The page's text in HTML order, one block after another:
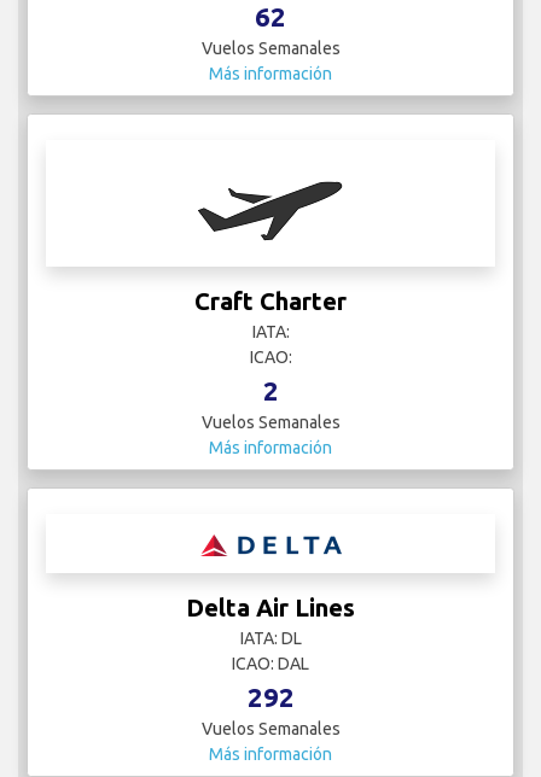
62
Vuelos Semanales
Más información
Craft Charter
IATA:
ICAO:
2
Vuelos Semanales
Más información
Delta Air Lines
IATA: DL
ICAO: DAL
292
Vuelos Semanales
Más información